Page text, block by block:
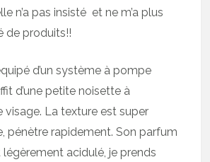
n’a pas insisté et ne m’a plus
de produits!!
d’un système à pompe
d’une petite noisette à
visage. La texture est super
pénètre rapidement. Son parfum
acidulé, je prends